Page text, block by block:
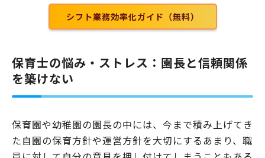
シフト業務効率化ガイド（無料）
保育士の悩み・ストレス：園長と信頼関係
を築けない
保育園や幼稚園の園長の中には、今まで積み上げてき
た自園の保育方針や運営方針を大切にするあまり、職